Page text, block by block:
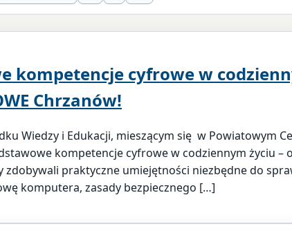
kompetencje cyfrowe w
Chrzanów!
Wiedzy i Edukacji, mieszącym się w Powiatowym
kompetencje cyfrowe w codziennym życiu
zdobywali praktyczne umiejętności niezbędne do
komputera, zasady bezpiecznego […]